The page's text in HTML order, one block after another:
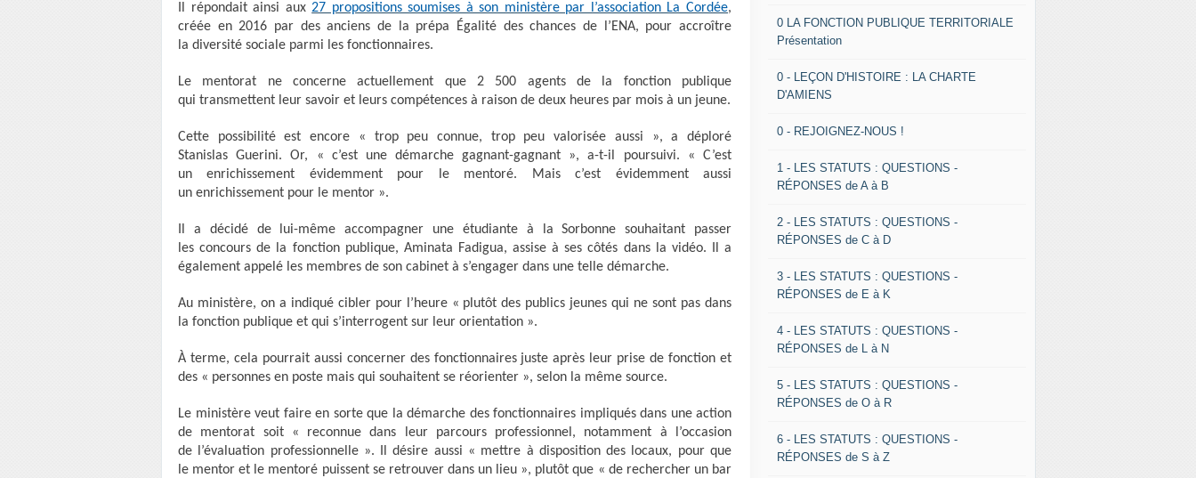
Il répondait ainsi aux27 propositions soumises à son ministère par l’association La Cordée,
créée en 2016 par des anciens de la prépa Égalité des chances de l’ENA, pour accroître
la diversité sociale parmi les fonctionnaires.
Le mentorat ne concerne actuellement que 2 500 agents de la fonction publique
qui transmettent leur savoir et leurs compétences à raison de deux heures par mois à un jeune.
Cette possibilité est encore « trop peu connue, trop peu valorisée aussi », a déploré
Stanislas Guerini. Or, « c’est une démarche gagnant-gagnant », a-t-il poursuivi. « C’est
un enrichissement évidemment pour le mentoré. Mais c’est évidemment aussi
un enrichissement pour le mentor ».
Il a décidé de lui-même accompagner une étudiante à la Sorbonne souhaitant passer
les concours de la fonction publique, Aminata Fadigua, assise à ses côtés dans la vidéo. Il a
également appelé les membres de son cabinet à s’engager dans une telle démarche.
Au ministère, on a indiqué cibler pour l’heure « plutôt des publics jeunes qui ne sont pas dans
la fonction publique et qui s’interrogent sur leur orientation ».
À terme, cela pourrait aussi concerner des fonctionnaires juste après leur prise de fonction et
des « personnes en poste mais qui souhaitent se réorienter », selon la même source.
Le ministère veut faire en sorte que la démarche des fonctionnaires impliqués dans une action
de mentorat soit « reconnue dans leur parcours professionnel, notamment à l’occasion
de l’évaluation professionnelle ». Il désire aussi « mettre à disposition des locaux, pour que
le mentor et le mentoré puissent se retrouver dans un lieu », plutôt que « de rechercher un bar
0 LA FONCTION PUBLIQUE TERRITORIALE
Présentation
0 - LEÇON D'HISTOIRE : LA CHARTE
D'AMIENS
0 - REJOIGNEZ-NOUS !
1 - LES STATUTS : QUESTIONS -
RÉPONSES de A à B
2 - LES STATUTS : QUESTIONS -
RÉPONSES de C à D
3 - LES STATUTS : QUESTIONS -
RÉPONSES de E à K
4 - LES STATUTS : QUESTIONS -
RÉPONSES de L à N
5 - LES STATUTS : QUESTIONS -
RÉPONSES de O à R
6 - LES STATUTS : QUESTIONS -
RÉPONSES de S à Z